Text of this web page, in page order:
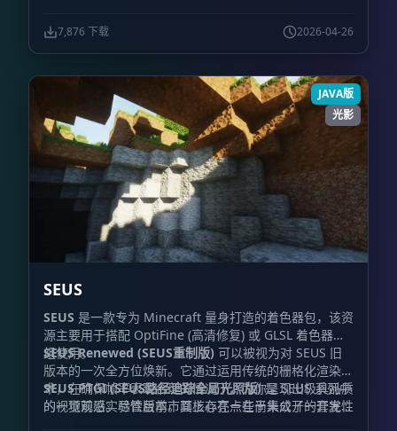
(Autofix)”开关。 完成设置后，通过 MB Loader 启动游
戏即可体验光影效果。
图功能。获取方式请前往作者的 Discord 频道。
7,876 下载 2026-04-26
JAVA版
光影
SEUS
SEUS 是一款专为 Minecraft 量身打造的着色器包，该资
源主要用于搭配 OptiFine (高清修复) 或 GLSL 着色器模
组使用。
SEUS Renewed (SEUS重制版) 可以被视为对 SEUS 旧
版本的一次全方位焕新。它通过运用传统的栅格化渲染技
术，在确保帧率表现合理的情况下，为你呈现出极具品质
的视觉观感。尽管目前市面上存在一些尚未公开的开发性
SEUS PTGI (SEUS路径追踪全局光照版)是 SEUS 系列中
的一项前沿实验性版本。其核心亮点在于集成了一套完全